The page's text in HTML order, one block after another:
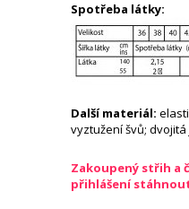
Spotřeba látky:
Další materiál:
vyztužení švů;
Zakoupený střih a
přihlášení